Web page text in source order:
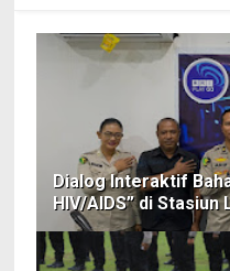
Dialog Interaktif
HIV/AIDS” di Stasiun